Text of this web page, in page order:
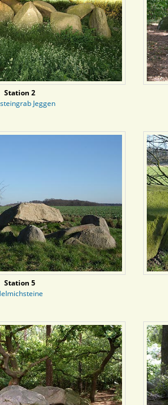
Station 2
Jeggen
Station 5